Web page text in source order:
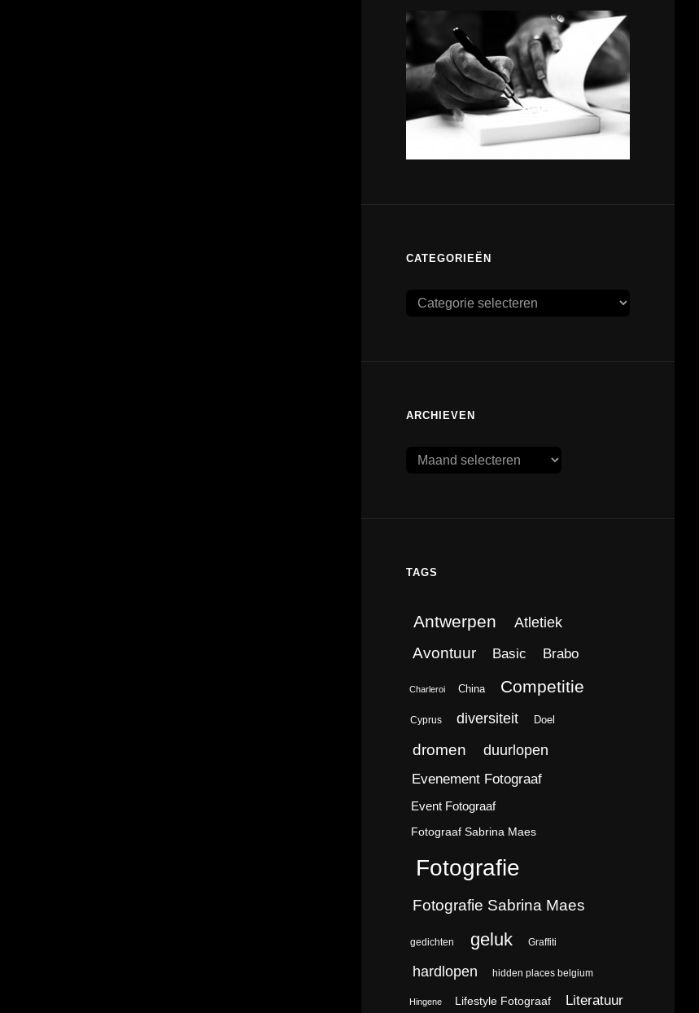
CATEGORIEËN
Categorieën
ARCHIEVEN
Archieven
TAGS
Antwerpen Atletiek
Avontuur Basic Brabo
Charleroi China Competitie
Cyprus diversiteit Doel
dromen duurlopen
Evenement Fotograaf
Event Fotograaf
Fotograaf Sabrina Maes
Fotografie
Fotografie Sabrina Maes
gedichten geluk Graffiti
hardlopen hidden places belgium
Hingene Lifestyle Fotograaf Literatuur